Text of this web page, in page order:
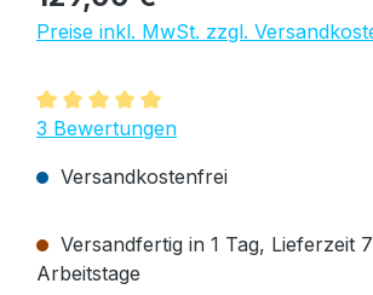
Preise inkl. MwSt. zzgl.
Durchschnittliche Bewertung von 5
3 Bewertungen
Versandkostenfrei
Versandfertig in 1 Tag, Lieferzeit
Arbeitstage